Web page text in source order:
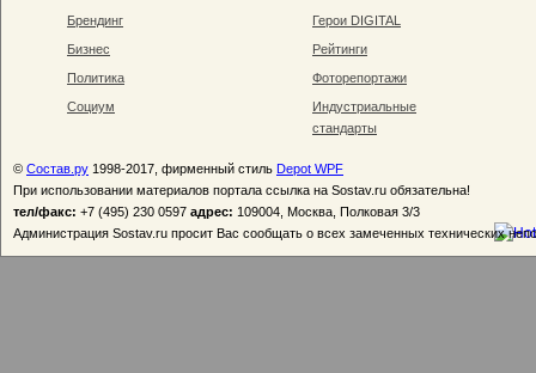
Брендинг
Бизнес
Политика
Социум
Герои DIGITAL
Рейтинги
Фоторепортажи
Индустриальные
стандарты
© Состав.ру 1998-2017, фирменный стиль Depot WPF
При использовании материалов портала ссылка на Sostav.ru обязательна!
тел/факс: +7 (495) 230 0597 адрес: 109004, Москва, Полковая 3/3
Администрация Sostav.ru просит Вас сообщать о всех замеченных технических